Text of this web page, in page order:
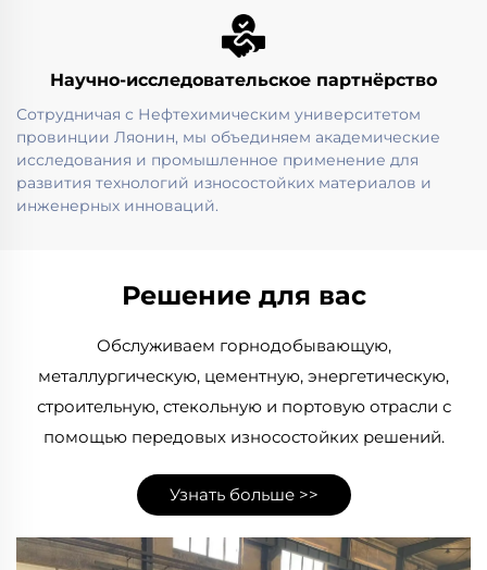
Научно-исследовательское партнёрство
Сотрудничая с Нефтехимическим университетом
провинции Ляонин, мы объединяем академические
исследования и промышленное применение для
развития технологий износостойких материалов и
инженерных инноваций.
Решение для вас
Обслуживаем горнодобывающую,
металлургическую, цементную, энергетическую,
строительную, стекольную и портовую отрасли с
помощью передовых износостойких решений.
Узнать больше >>